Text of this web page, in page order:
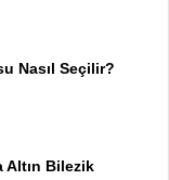
Nasıl Seçilir?
Altın Bilezik